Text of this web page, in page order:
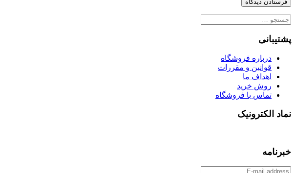
جستجو
پشتیبانی
درباره فروشگاه
قوانین و مقررات
اهداف ما
روش خرید
تماس با فروشگاه
نماد الکترونیک
خبرنامه